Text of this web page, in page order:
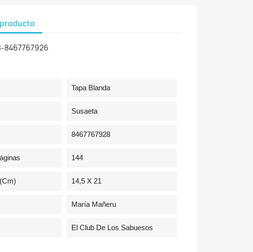
8467767926
Tapa Blanda
Susaeta
8467767928
144
14,5 X 21
María Mañeru
El Club De Los Sabuesos